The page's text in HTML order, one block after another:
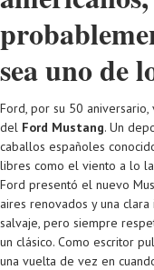
sea uno de
Ford, por su 50
del Ford Mustang. Un
caballos españoles
libres como el viento a lo
Ford presentó el nuevo
aires renovados y una
salvaje, pero siempre
un clásico. Como escritor
una vuelta de vez en